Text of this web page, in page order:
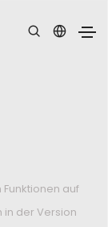
auf
in der Version